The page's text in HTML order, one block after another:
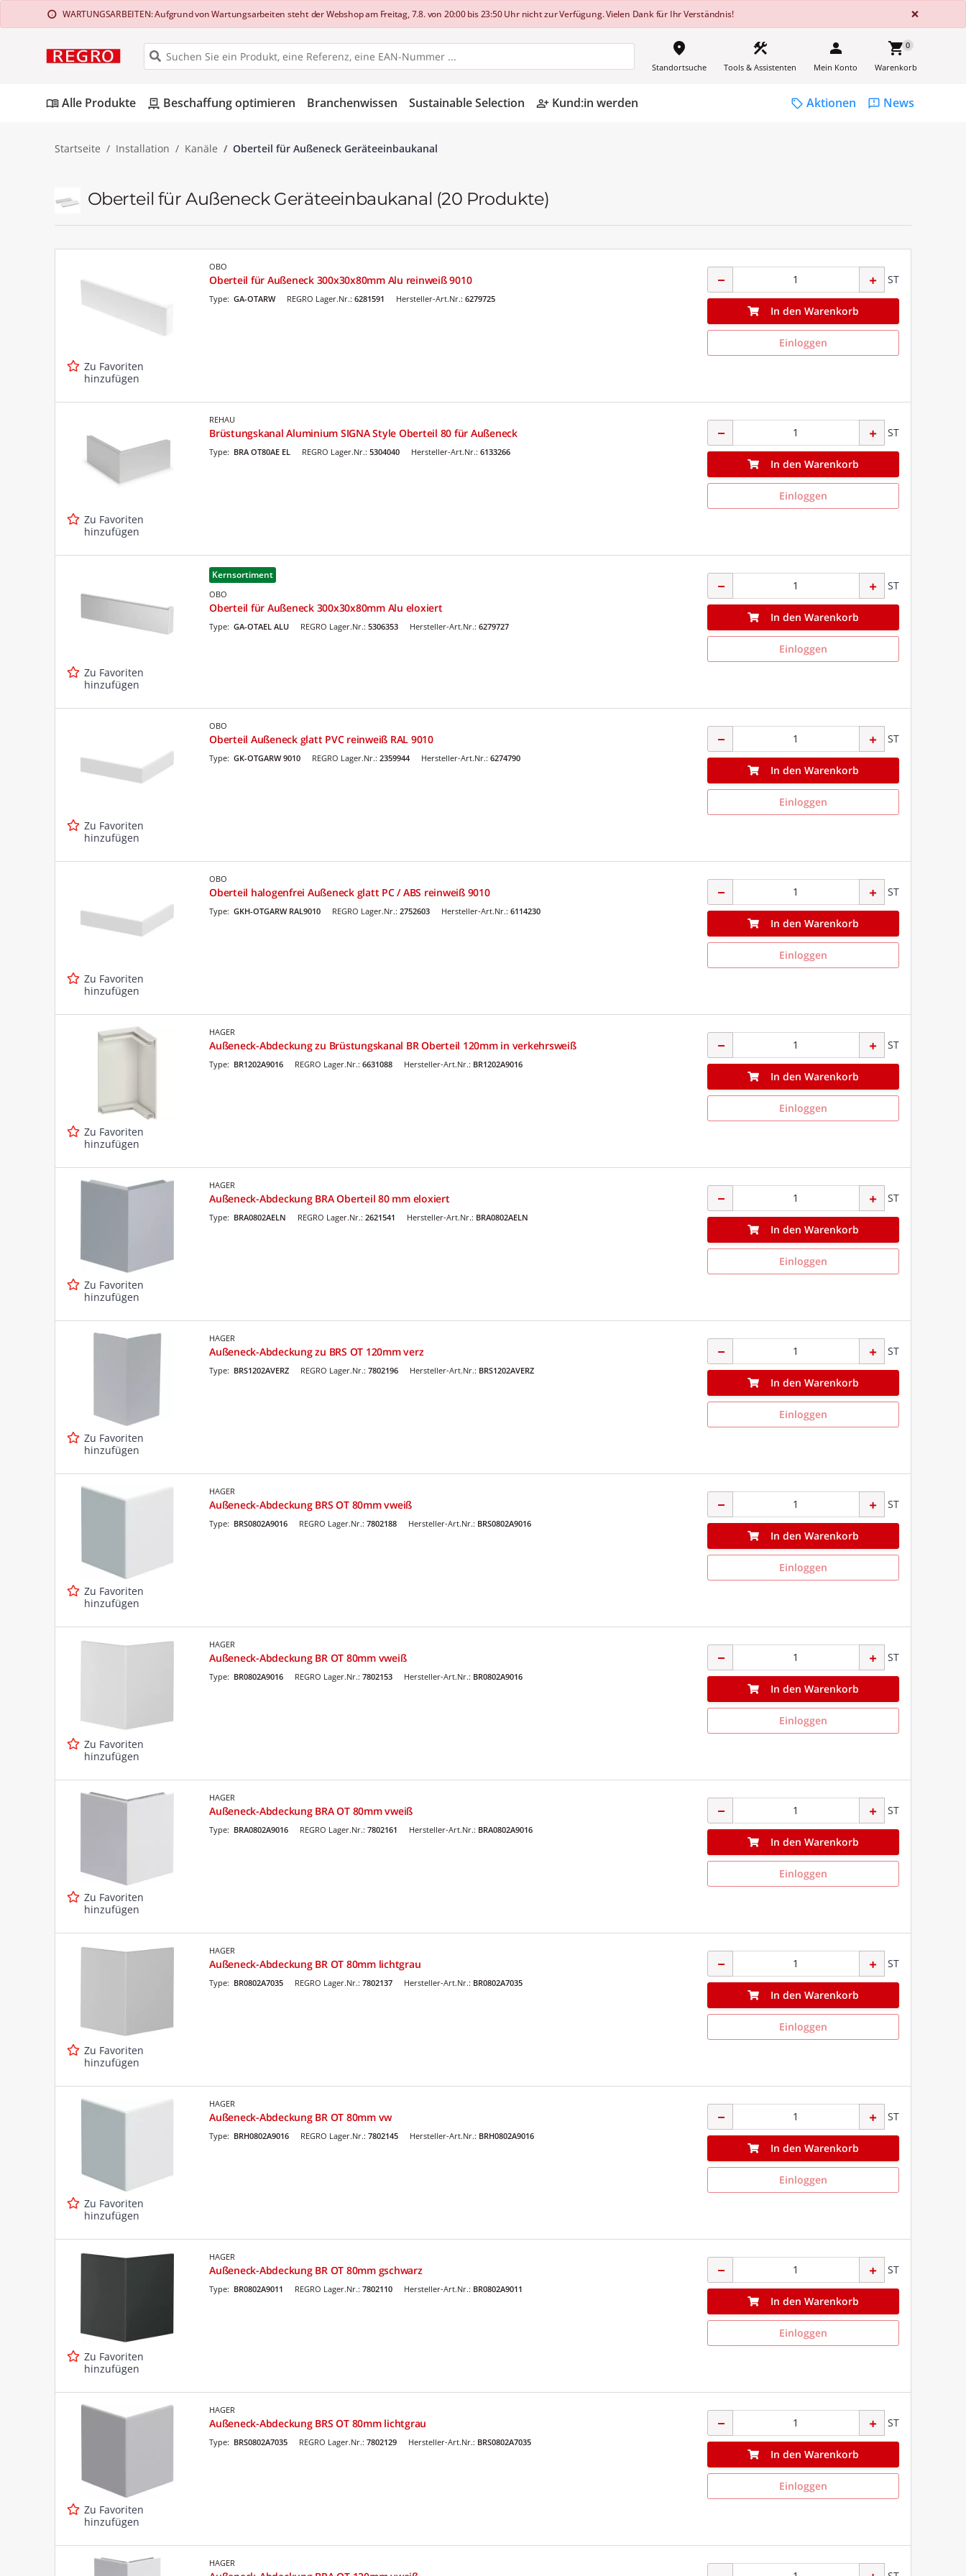
info WARTUNGSARBEITEN: Aufgrund von Wartungsarbeiten steht der Webshop am Freitag, 7.8. von 20:00 bis 23:50 Uhr nicht zur Verfügung. Vielen Dank für Ihr Verständnis! ×
place
Standortsuche
construction
Tools & Assistenten
person
Mein Konto
shopping_cart0
Warenkorb
menu_bookAlle Produkte pallet Beschaffung optimieren Branchenwissen Sustainable Selection person_add_alt Kund:in werden sell Aktionen feedback News
Startseite Installation Kanäle Oberteil für Außeneck Geräteeinbaukanal
Oberteil für Außeneck Geräteeinbaukanal (20 Produkte)
Zu Favoriten
hinzufügen
OBO
Oberteil für Außeneck 300x30x80mm Alu reinweiß 9010
REGRO Lager.Nr.: 6281591
Type: GA-OTARW Hersteller-Art.Nr.: 6279725
ST
In den Warenkorb
Einloggen
Zu Favoriten
hinzufügen
REHAU
Brüstungskanal Aluminium SIGNA Style Oberteil 80 für Außeneck
REGRO Lager.Nr.: 5304040
Type: BRA OT80AE EL Hersteller-Art.Nr.: 6133266
ST
In den Warenkorb
Einloggen
Zu Favoriten
hinzufügen
Kernsortiment
OBO
Oberteil für Außeneck 300x30x80mm Alu eloxiert
REGRO Lager.Nr.: 5306353
Type: GA-OTAEL ALU Hersteller-Art.Nr.: 6279727
ST
In den Warenkorb
Einloggen
Zu Favoriten
hinzufügen
OBO
Oberteil Außeneck glatt PVC reinweiß RAL 9010
REGRO Lager.Nr.: 2359944
Type: GK-OTGARW 9010 Hersteller-Art.Nr.: 6274790
ST
In den Warenkorb
Einloggen
Zu Favoriten
hinzufügen
OBO
Oberteil halogenfrei Außeneck glatt PC / ABS reinweiß 9010
REGRO Lager.Nr.: 2752603
Type: GKH-OTGARW RAL9010 Hersteller-Art.Nr.: 6114230
ST
In den Warenkorb
Einloggen
Zu Favoriten
hinzufügen
HAGER
Außeneck-Abdeckung zu Brüstungskanal BR Oberteil 120mm in verkehrsweiß
REGRO Lager.Nr.: 6631088
Type: BR1202A9016 Hersteller-Art.Nr.: BR1202A9016
ST
In den Warenkorb
Einloggen
Zu Favoriten
hinzufügen
HAGER
Außeneck-Abdeckung BRA Oberteil 80 mm eloxiert
REGRO Lager.Nr.: 2621541
Type: BRA0802AELN Hersteller-Art.Nr.: BRA0802AELN
ST
In den Warenkorb
Einloggen
Zu Favoriten
hinzufügen
HAGER
Außeneck-Abdeckung zu BRS OT 120mm verz
REGRO Lager.Nr.: 7802196
Type: BRS1202AVERZ Hersteller-Art.Nr.: BRS1202AVERZ
ST
In den Warenkorb
Einloggen
Zu Favoriten
hinzufügen
HAGER
Außeneck-Abdeckung BRS OT 80mm vweiß
REGRO Lager.Nr.: 7802188
Type: BRS0802A9016 Hersteller-Art.Nr.: BRS0802A9016
ST
In den Warenkorb
Einloggen
Zu Favoriten
hinzufügen
HAGER
Außeneck-Abdeckung BR OT 80mm vweiß
REGRO Lager.Nr.: 7802153
Type: BR0802A9016 Hersteller-Art.Nr.: BR0802A9016
ST
In den Warenkorb
Einloggen
Zu Favoriten
hinzufügen
HAGER
Außeneck-Abdeckung BRA OT 80mm vweiß
REGRO Lager.Nr.: 7802161
Type: BRA0802A9016 Hersteller-Art.Nr.: BRA0802A9016
ST
In den Warenkorb
Einloggen
Zu Favoriten
hinzufügen
HAGER
Außeneck-Abdeckung BR OT 80mm lichtgrau
REGRO Lager.Nr.: 7802137
Type: BR0802A7035 Hersteller-Art.Nr.: BR0802A7035
ST
In den Warenkorb
Einloggen
Zu Favoriten
hinzufügen
HAGER
Außeneck-Abdeckung BR OT 80mm vw
REGRO Lager.Nr.: 7802145
Type: BRH0802A9016 Hersteller-Art.Nr.: BRH0802A9016
ST
In den Warenkorb
Einloggen
Zu Favoriten
hinzufügen
HAGER
Außeneck-Abdeckung BR OT 80mm gschwarz
REGRO Lager.Nr.: 7802110
Type: BR0802A9011 Hersteller-Art.Nr.: BR0802A9011
ST
In den Warenkorb
Einloggen
Zu Favoriten
hinzufügen
HAGER
Außeneck-Abdeckung BRS OT 80mm lichtgrau
REGRO Lager.Nr.: 7802129
Type: BRS0802A7035 Hersteller-Art.Nr.: BRS0802A7035
ST
In den Warenkorb
Einloggen
HAGER